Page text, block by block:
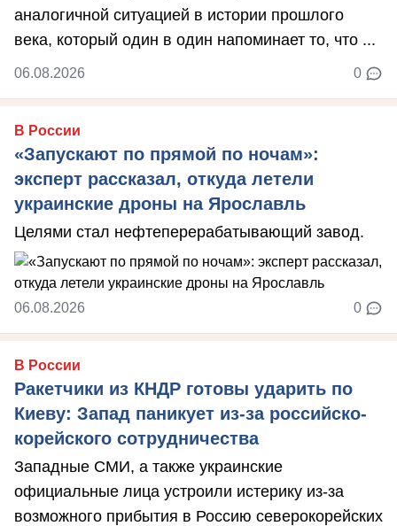
аналогичной ситуацией в истории прошлого
века, который один в один напоминает то, что ...
06.08.2026 0
В России
«Запускают по прямой по ночам»:
эксперт рассказал, откуда летели
украинские дроны на Ярославль
Целями стал нефтеперерабатывающий завод.
06.08.2026 0
В России
Ракетчики из КНДР готовы ударить по
Киеву: Запад паникует из-за российско-
корейского сотрудничества
Западные СМИ, а также украинские
официальные лица устроили истерику из-за
возможного прибытия в Россию северокорейских